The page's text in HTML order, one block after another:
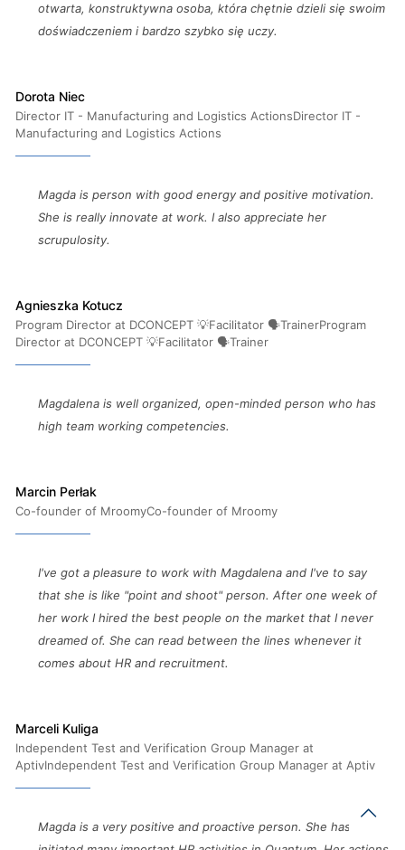
otwarta, konstruktywna osoba, która chętnie dzieli się swoim
doświadczeniem i bardzo szybko się uczy.
Dorota Niec
Director IT - Manufacturing and Logistics ActionsDirector IT -
Manufacturing and Logistics Actions
Magda is person with good energy and positive motivation.
She is really innovate at work. I also appreciate her
scrupulosity.
Agnieszka Kotucz
Program Director at DCONCEPT 💡Facilitator 🗣TrainerProgram
Director at DCONCEPT 💡Facilitator 🗣Trainer
Magdalena is well organized, open-minded person who has
high team working competencies.
Marcin Perłak
Co-founder of MroomyCo-founder of Mroomy
I've got a pleasure to work with Magdalena and I've to say
that she is like "point and shoot" person. After one week of
her work I hired the best people on the market that I never
dreamed of. She can read between the lines whenever it
comes about HR and recruitment.
Marceli Kuliga
Independent Test and Verification Group Manager at
AptivIndependent Test and Verification Group Manager at Aptiv
Magda is a very positive and proactive person. She has